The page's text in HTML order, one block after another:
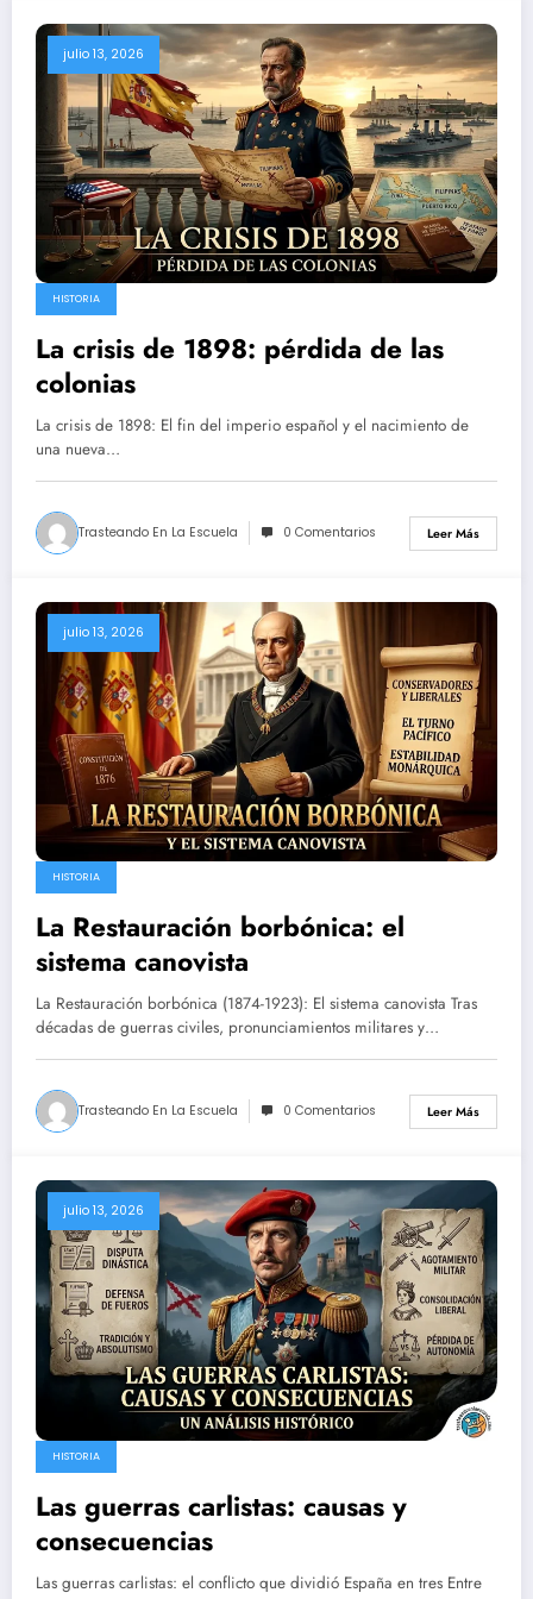
julio 13, 2026
HISTORIA
La crisis de 1898: pérdida de las
colonias
La crisis de 1898: El fin del imperio español y el nacimiento de
una nueva…
Trasteando En La Escuela 0 Comentarios Leer Más
julio 13, 2026
HISTORIA
La Restauración borbónica: el
sistema canovista
La Restauración borbónica (1874-1923): El sistema canovista Tras
décadas de guerras civiles, pronunciamientos militares y…
Trasteando En La Escuela 0 Comentarios Leer Más
julio 13, 2026
HISTORIA
Las guerras carlistas: causas y
consecuencias
Las guerras carlistas: el conflicto que dividió España en tres Entre